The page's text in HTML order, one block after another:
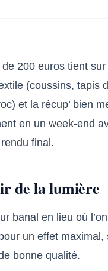
200 euros tient
(coussins, tapis
et la récup’ bien
en un week-end
final.
de la lumière
banal en lieu où
un effet
bonne qualité.